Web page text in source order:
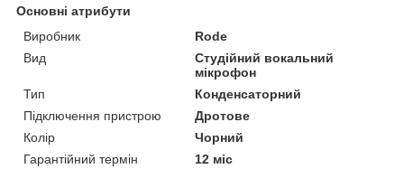
Основні атрибути
Виробник
Rode
Вид
Студійний вокальний
мікрофон
Тип
Конденсаторний
Підключення пристрою
Дротове
Колір
Чорний
Гарантійний термін
12 міс